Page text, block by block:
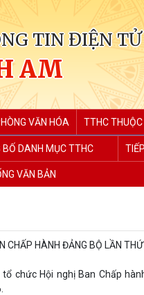
TIN ĐIỆN TỬ
AM
VĂN HÓA TTHC THUỘC
BỐ DANH MỤC TTHC
VĂN BẢN
CHẤP HÀNH ĐẢNG BỘ LẦN
chức Hội nghị Ban Chấp